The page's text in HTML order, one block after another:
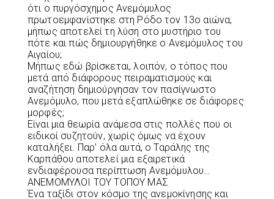
ότι ο πυργόσχημος Ανεμόμυλος
πρωτοεμφανίστηκε στη Ρόδο τον 13ο αιώνα,
μήπως αποτελεί τη λύση στο μυστήριο του
πότε και πώς δημιουργήθηκε ο Ανεμόμυλος του
Αιγαίου;
Μήπως εδώ βρίσκεται, λοιπόν, ο τόπος που
μετά από διάφορους πειραματισμούς και
αναζήτηση δημιούργησαν τον πασίγνωστο
Aνεμόμυλο, που μετά εξαπλώθηκε σε διάφορες
μορφές;
Είναι μια θεωρία ανάμεσα στις πολλές που οι
ειδικοί συζητούν, χωρίς όμως να έχουν
καταλήξει. Παρ’ όλα αυτά, ο Ταράλης της
Καρπάθου αποτελεί μια εξαιρετικά
ενδιαφέρουσα περίπτωση Ανεμόμυλου…
ΑΝΕΜΟΜΥΛΟΙ ΤΟΥ ΤΟΠΟΥ ΜΑΣ
Ένα ταξίδι στον κόσμο της ανεμοκίνησης και